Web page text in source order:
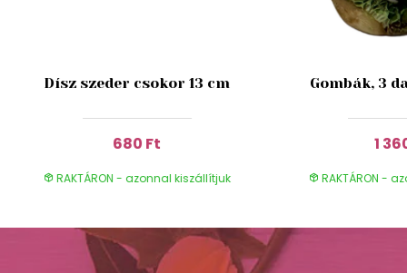
Dísz szeder csokor 13 cm
680 Ft
RAKTÁRON - azonnal kiszállítjuk
Gombák, 3
1
RAKTÁRON -